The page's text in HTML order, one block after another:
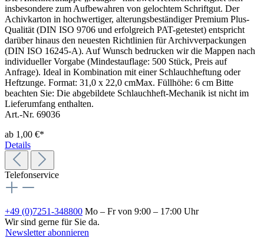
insbesondere zum Aufbewahren von gelochtem Schriftgut. Der
Achivkarton in hochwertiger, alterungsbeständiger Premium Plus-
Qualität (DIN ISO 9706 und erfolgreich PAT-getestet) entspricht
darüber hinaus den neuesten Richtlinien für Archivverpackungen
(DIN ISO 16245-A). Auf Wunsch bedrucken wir die Mappen nach
individueller Vorgabe (Mindestauflage: 500 Stück, Preis auf
Anfrage). Ideal in Kombination mit einer Schlauchheftung oder
Heftzunge. Format: 31,0 x 22,0 cmMax. Füllhöhe: 6 cm Bitte
beachten Sie: Die abgebildete Schlauchheft-Mechanik ist nicht im
Lieferumfang enthalten.
Art.-Nr. 69036
ab 1,00 €*
Details
Telefonservice
+49 (0)7251-348800 Mo – Fr von 9:00 – 17:00 Uhr
Wir sind gerne für Sie da.
Newsletter abonnieren